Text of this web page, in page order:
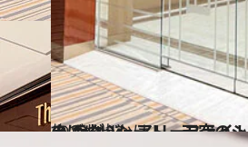
2023.4.23
まばゆいシート、天空のシャワー 優雅な旅の再開は、エミレーツ航空
旅＆お出かけ